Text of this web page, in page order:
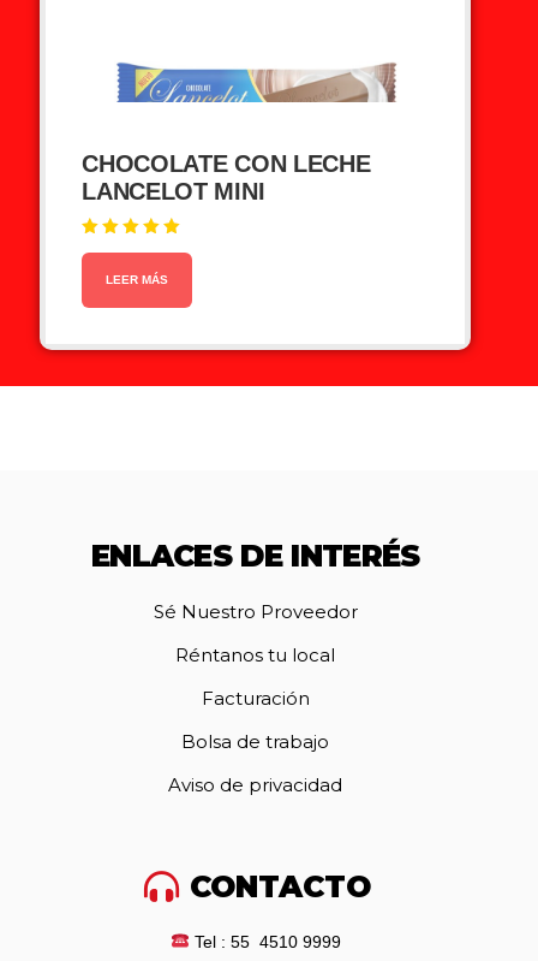
CHOCOLATE CON LECHE
LANCELOT MINI
LEER MÁS
ENLACES DE INTERÉS
Sé Nuestro Proveedor
Réntanos tu local
Facturación
Bolsa de trabajo
Aviso de privacidad
CONTACTO
Tel : 55 4510 9999